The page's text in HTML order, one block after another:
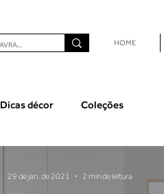
HOME
Dicas décor Coleções
29 de jan. de 2021 2 min de leitura